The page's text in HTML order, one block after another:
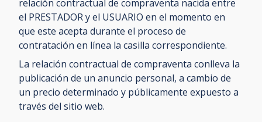
relación contractual de compraventa nacida entre
el PRESTADOR y el USUARIO en el momento en
que este acepta durante el proceso de
contratación en línea la casilla correspondiente.
La relación contractual de compraventa conlleva la
publicación de un anuncio personal, a cambio de
un precio determinado y públicamente expuesto a
través del sitio web.